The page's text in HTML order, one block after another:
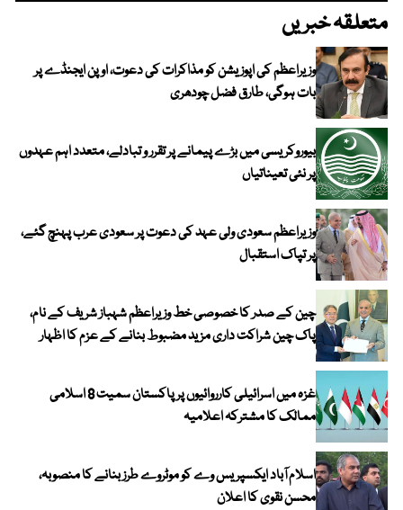
متعلقہ خبریں
وزیراعظم کی اپوزیشن کو مذاکرات کی دعوت، اوپن ایجنڈے پر
بات ہوگی، طارق فضل چودھری
بیوروکریسی میں بڑے پیمانے پر تقرر و تبادلے، متعدد اہم عہدوں
پر نئی تعیناتیاں
وزیراعظم سعودی ولی عہد کی دعوت پر سعودی عرب پہنچ گئے،
پر تپاک استقبال
چین کے صدر کا خصوصی خط وزیراعظم شہباز شریف کے نام،
پاک چین شراکت داری مزید مضبوط بنانے کے عزم کا اظہار
غزہ میں اسرائیلی کارروائیوں پر پاکستان سمیت 8 اسلامی
ممالک کا مشترکہ اعلامیہ
اسلام آباد ایکسپریس وے کو موٹروے طرز بنانے کا منصوبہ،
محسن نقوی کا اعلان